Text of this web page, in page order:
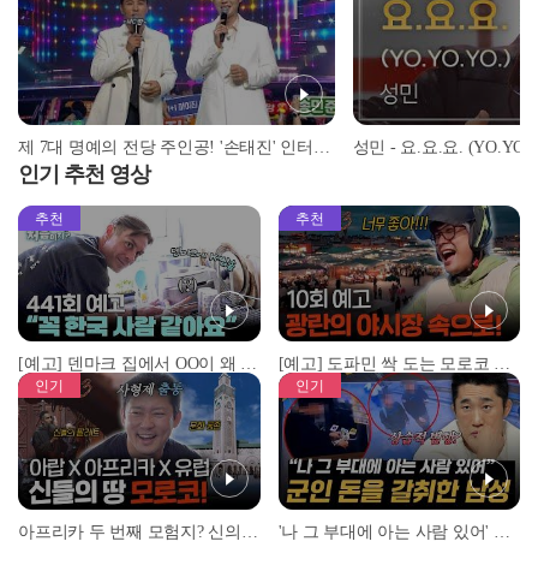
제 7대 명예의 전당 주인공! '손태진' 인터뷰🎤 l 트롯챔피언 l EP.66
인기 추천 영상
추천
[예고] 덴마크 집에서 OO이 왜 나와...? 이상할 정도로 한국을 사랑하는 우리 형을 제보합니다!
추천
[예고] 도파민 싹 도는 모로코 야시장 투어!
인기 인기